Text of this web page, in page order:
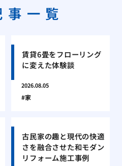
事一覧
賃貸6畳をフローリング
に変えた体験談
2026.08.05
家
古民家の趣と現代の快適
さを融合させた和モダン
リフォーム施工事例